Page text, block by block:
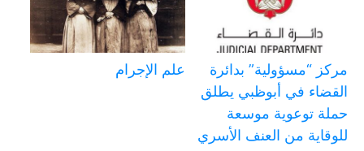
مركز “مسؤولية” بدائرة
القضاء في أبوظبي يطلق
حملة توعوية موسعة
للوقاية من العنف الأسري
علم الإجرام